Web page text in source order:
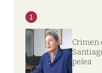
1
Crimen
pelea